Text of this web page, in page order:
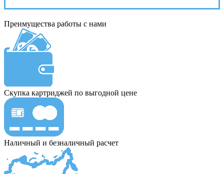
Преимущества работы с нами
Скупка картриджей по выгодной цене
Наличный и безналичный расчет